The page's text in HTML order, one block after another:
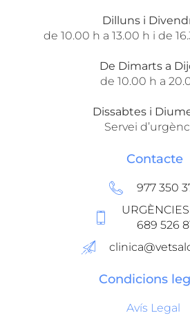
Dilluns i
de 10.00 h a 13.00 h i de
De Dimarts a
de 10.00 h a
Dissabtes i
Servei
Contacte
977 350
689 526
Condicions
Avís Legal